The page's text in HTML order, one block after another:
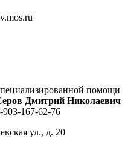
помощи
Дмитрий Николаевич
903-167-62-76
ул., д. 20